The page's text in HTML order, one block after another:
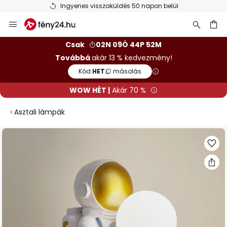
Ingyenes visszaküldés 50 napon belül
Ugrás
a
Csak
02N 09Ó 44P 52M
Továbbáakár 13 % kedvezmény!
Kód:HET másolás
WOW HÉT | Akár 70 %
Asztali lámpák
Ugrás